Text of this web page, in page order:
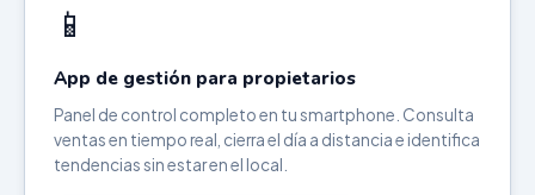
📱
App de gestión para propietarios
Panel de control completo en tu smartphone. Consulta
ventas en tiempo real, cierra el día a distancia e identifica
tendencias sin estar en el local.